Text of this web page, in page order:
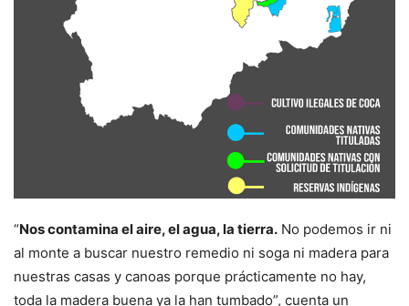
“Nos contamina el aire, el agua, la tierra. No podemos ir ni
al monte a buscar nuestro remedio ni soga ni madera para
nuestras casas y canoas porque prácticamente no hay,
toda la madera buena ya la han tumbado”, cuenta un